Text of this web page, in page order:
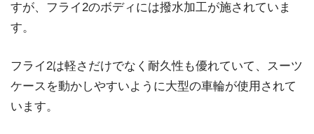
すが、フライ2のボディには撥水加工が施されていま
す。
フライ2は軽さだけでなく耐久性も優れていて、スーツ
ケースを動かしやすいように大型の車輪が使用されて
います。